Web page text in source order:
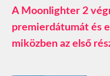
A Moonlighter 2
premierdátumát és
miközben az első